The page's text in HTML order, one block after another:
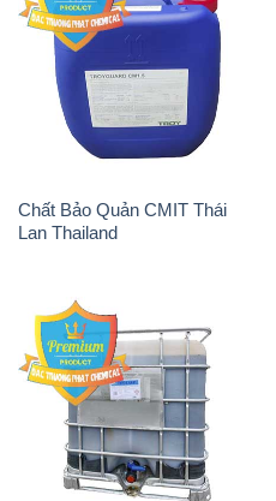
Chất Bảo Quản CMIT Thái
Lan Thailand